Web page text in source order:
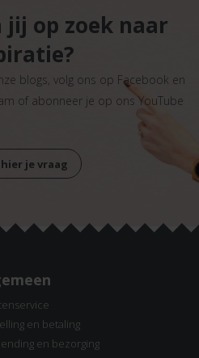
jij op zoek naar
blogs, volg ons op Facebook en
of abonneer je op ons YouTube
je vraag
en betaling
en bezorging